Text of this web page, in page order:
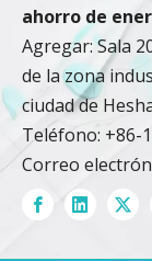
ahorro de
Agregar: Sala
de la zona
ciudad de
Teléfono: +86-
Correo